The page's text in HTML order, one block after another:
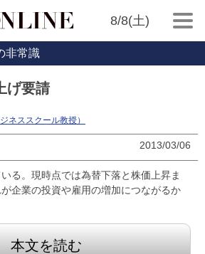
8/8(土)
非常識
げ要請
ネススクール教授）
2013/03/06
る。現時点では為替下落と株価上昇ま
企業の投資や雇用の増加につながるか
本文を読む